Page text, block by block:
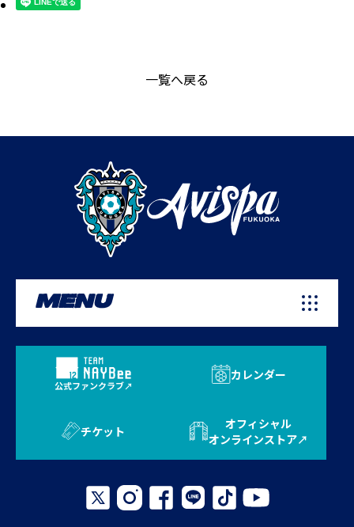
一覧へ戻る
MENU
公式ファンクラブ
カレンダー
チケット
オフィシャル
オンラインストア